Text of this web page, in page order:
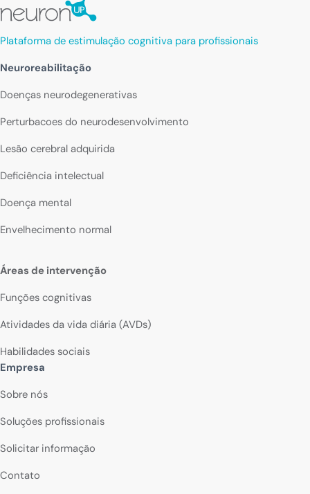
Plataforma de estimulação cognitiva para profissionais
Neuroreabilitação
Doenças neurodegenerativas
Perturbacoes do neurodesenvolvimento
Lesão cerebral adquirida
Deficiência intelectual
Doença mental
Envelhecimento normal
Áreas de intervenção
Funções cognitivas
Atividades da vida diária (AVDs)
Habilidades sociais
Empresa
Sobre nós
Soluções profissionais
Solicitar informação
Contato